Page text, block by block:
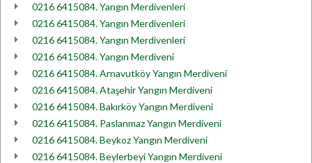
0216 6415084. Yangın Merdivenleri
0216 6415084. Yangın Merdivenleri
0216 6415084. Yangın Merdivenleri
0216 6415084. Yangın Merdiveni
0216 6415084. Arnavutköy Yangın Merdiveni
0216 6415084. Ataşehir Yangın Merdiveni
0216 6415084. Bakırköy Yangın Merdiveni
0216 6415084. Paslanmaz Yangın Merdiveni
0216 6415084. Beykoz Yangın Merdiveni
0216 6415084. Beylerbeyi Yangın Merdiveni